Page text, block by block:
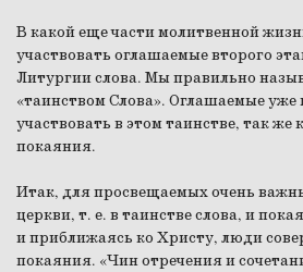
В какой еще части молитвенной
участвовать оглашаемые второго
Литургии слова. Мы правильно
«таинством Слова». Оглашаемые уже
участвовать в этом таинстве, так же
покаяния.
Итак, для просвещаемых очень
церкви, т. е. в таинстве слова, и
и приближаясь ко Христу, люди
покаяния. «Чин отречения и